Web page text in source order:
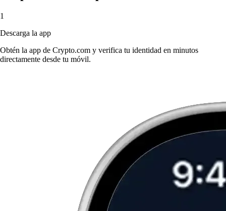
1
Descarga la app
Obtén la app de Crypto.com y verifica tu identidad en minutos
directamente desde tu móvil.